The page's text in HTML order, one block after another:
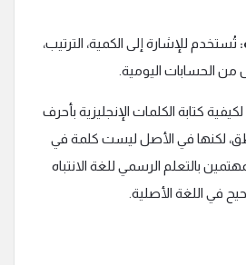
تُستخدم للإشارة إلى الكمية، الترتيب،
الحسابات اليومية.
كتابة الكلمات الإنجليزية بأحرف
لكنها في الأصل ليست كلمة في
بالتعلم الرسمي للغة الانتباه
في اللغة الأصلية.